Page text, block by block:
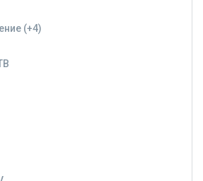
(+4)